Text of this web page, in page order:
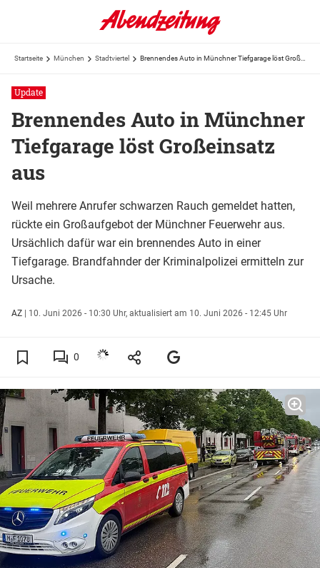
Startseite München Stadtviertel
Update
Brennendes Auto in Münchner
Tiefgarage löst Großeinsatz
aus
Weil mehrere Anrufer schwarzen Rauch gemeldet hatten,
rückte ein Großaufgebot der Münchner Feuerwehr aus.
Ursächlich dafür war ein brennendes Auto in einer
Tiefgarage. Brandfahnder der Kriminalpolizei ermitteln zur
Ursache.
AZ 10. Juni 2026 - 10:30 Uhr, aktualisiert am 10. Juni 2026 - 12:45 Uhr
0